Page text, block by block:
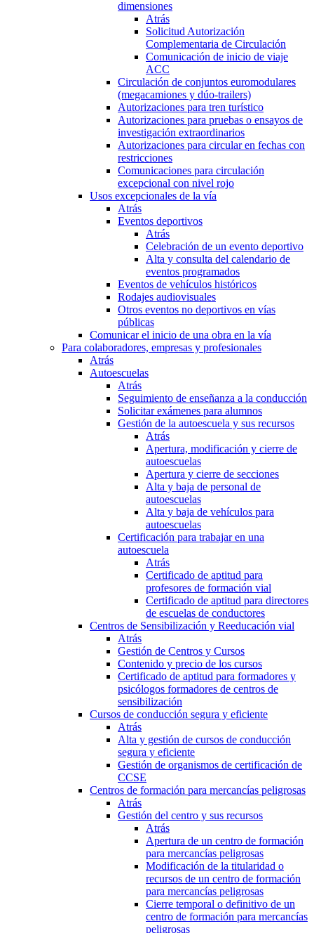
dimensiones
Atrás
Solicitud Autorización
Complementaria de Circulación
Comunicación de inicio de viaje
ACC
Circulación de conjuntos euromodulares
(megacamiones y dúo-trailers)
Autorizaciones para tren turístico
Autorizaciones para pruebas o ensayos de
investigación extraordinarios
Autorizaciones para circular en fechas con
restricciones
Comunicaciones para circulación
excepcional con nivel rojo
Usos excepcionales de la vía
Atrás
Eventos deportivos
Atrás
Celebración de un evento deportivo
Alta y consulta del calendario de
eventos programados
Eventos de vehículos históricos
Rodajes audiovisuales
Otros eventos no deportivos en vías
públicas
Comunicar el inicio de una obra en la vía
Para colaboradores, empresas y profesionales
Atrás
Autoescuelas
Atrás
Seguimiento de enseñanza a la conducción
Solicitar exámenes para alumnos
Gestión de la autoescuela y sus recursos
Atrás
Apertura, modificación y cierre de
autoescuelas
Apertura y cierre de secciones
Alta y baja de personal de
autoescuelas
Alta y baja de vehículos para
autoescuelas
Certificación para trabajar en una
autoescuela
Atrás
Certificado de aptitud para
profesores de formación vial
Certificado de aptitud para directores
de escuelas de conductores
Centros de Sensibilización y Reeducación vial
Atrás
Gestión de Centros y Cursos
Contenido y precio de los cursos
Certificado de aptitud para formadores y
psicólogos formadores de centros de
sensibilización
Cursos de conducción segura y eficiente
Atrás
Alta y gestión de cursos de conducción
segura y eficiente
Gestión de organismos de certificación de
CCSE
Centros de formación para mercancías peligrosas
Atrás
Gestión del centro y sus recursos
Atrás
Apertura de un centro de formación
para mercancías peligrosas
Modificación de la titularidad o
recursos de un centro de formación
para mercancías peligrosas
Cierre temporal o definitivo de un
centro de formación para mercancías
peligrosas